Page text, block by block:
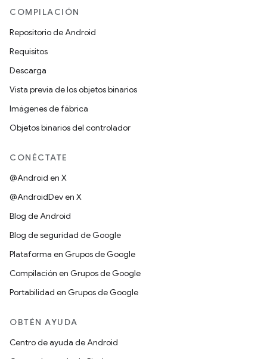
COMPILACIÓN
Repositorio de Android
Requisitos
Descarga
Vista previa de los objetos binarios
Imágenes de fábrica
Objetos binarios del controlador
CONÉCTATE
@Android en X
@AndroidDev en X
Blog de Android
Blog de seguridad de Google
Plataforma en Grupos de Google
Compilación en Grupos de Google
Portabilidad en Grupos de Google
OBTÉN AYUDA
Centro de ayuda de Android